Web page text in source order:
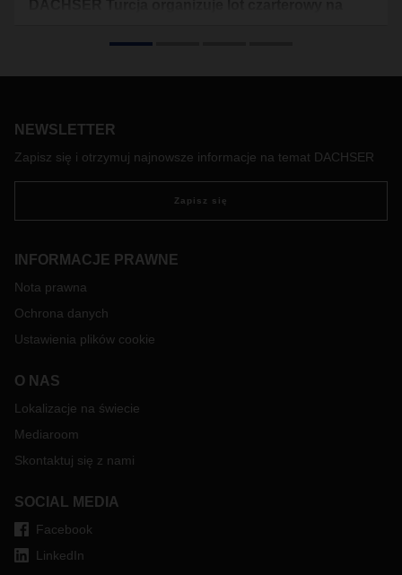
zorientowane na rozwiązania.
NEWSLETTER
Zapisz się i otrzymuj najnowsze informacje na temat DACHSER
Zapisz się
INFORMACJE PRAWNE
Nota prawna
Ochrona danych
Ustawienia plików cookie
O NAS
Lokalizacje na świecie
Mediaroom
Skontaktuj się z nami
SOCIAL MEDIA
Facebook
LinkedIn